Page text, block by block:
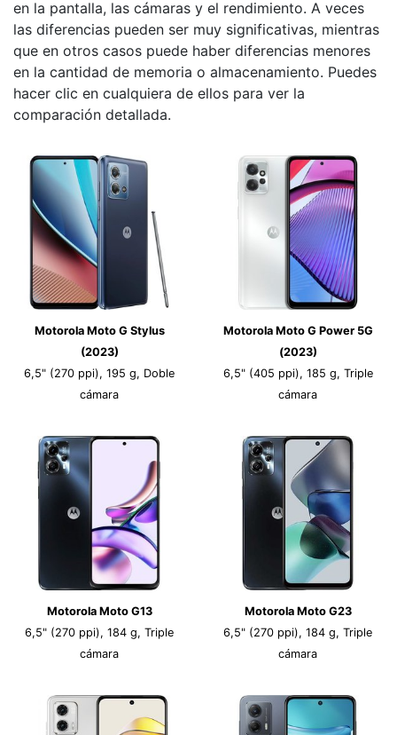
en la pantalla, las cámaras y el rendimiento. A veces
las diferencias pueden ser muy significativas, mientras
que en otros casos puede haber diferencias menores
en la cantidad de memoria o almacenamiento. Puedes
hacer clic en cualquiera de ellos para ver la
comparación detallada.
Motorola Moto G Stylus
(2023)
6,5" (270 ppi), 195 g, Doble
cámara
Motorola Moto G Power 5G
(2023)
6,5" (405 ppi), 185 g, Triple
cámara
Motorola Moto G13
6,5" (270 ppi), 184 g, Triple
cámara
Motorola Moto G23
6,5" (270 ppi), 184 g, Triple
cámara